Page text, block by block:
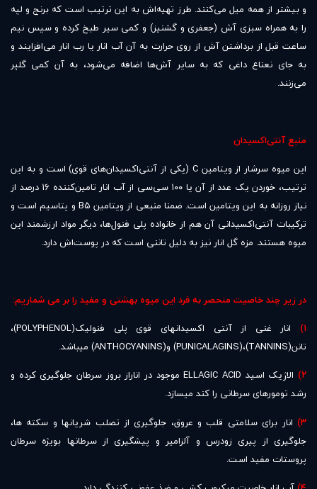
و بیشتر از همه میل می‌کنند. طرز تهیه‌اش به این ترتیب است که برنج و لپه
را به همراه سبزی آش (جعفری و گشنیز) و کمی سیر طبخ کرده و سپس نیم
ساعت قبل از برداشتن آش از روی حرارت به آن آب انار یا رب انار می‌افزایند و
به جای نعناع داغی که به سایر آش‌ها اضافه می‌شود، به آن کمی گلپر
می‌زنند.
منبع آنتی‌اکسیدان
این میوه سرشار از ویتامین C (یکی از آنتی‌اکسیدان‌های قوی) است و به این
ترتیب، خوردن یک عدد از آن یا ۱۰۰ سی‌سی از آب انار تامین‌کننده ۱۶ درصد از
نیاز روزانه به این ویتامین است. ضمنا منبعی از ویتامین B۵ و پتاسیم است و
ترکیبات آنتی‌اکسیدانی آن هم از خانواده پلی فنول‌ها، دیگر مواد ارزشمند این
میوه هستند. مزه گل انار نیز به دلیل تاننی است که در پوست‌اش دارد.
در زیر چند خاصیت منحصر به فرد این میوه بهشتی و مفید را بر می شماریم:
۱)
انار غنی از آنتی اکسیدانهای قوی پلی فنولیک(POLYPHENOL)،
تانن(TANNINS)،(PUNICALAGINS) و(ANTHOCYANINS) میباشد.
۲)
الاژیک اسید ELLAGIC ACID موجود در اناراز بروز سرطان جلوگیری کرده و
رشد تومورهای سرطانی را کند میسازد.
۳) انار برای سلامتی قلب و عروق، جلوگیری از تصلب شریانها و سکته ها،
جلوگیری از پیری زودرس و آلزامیر و پیشگیری از سرطانها بویژه سرطان
پروستات مفید است.